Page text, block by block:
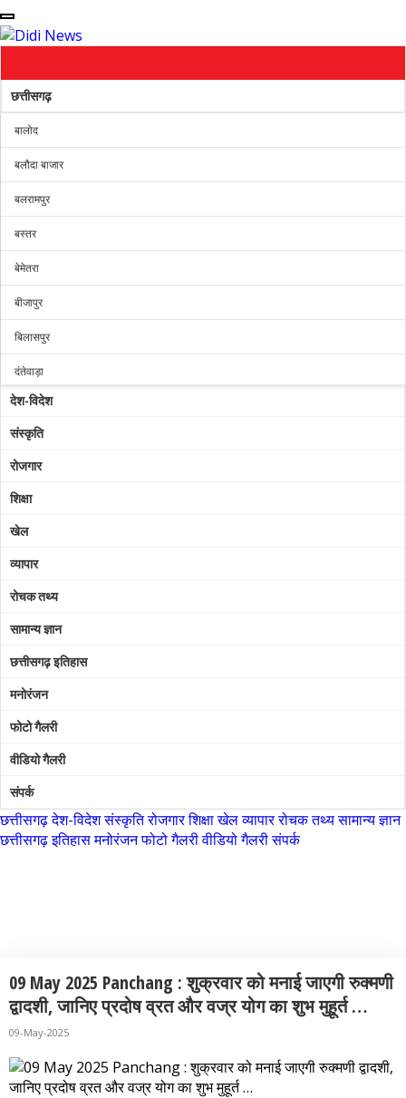
छत्तीसगढ़
बालोद
बलौदा बाजार
बलरामपुर
बस्तर
बेमेतरा
बीजापुर
बिलासपुर
दंतेवाड़ा
धमतरी
दुर्ग
गरियाबंद
महासमुंद
मुंगेली
नारायणपुर
सूरजपुर
सरगुजा
गौरेला पेंड्रा मरवाही
खैरागढ़-छुईखदान-गंडई
देश-विदेश
संस्कृति
रोजगार
शिक्षा
खेल
व्यापार
रोचक तथ्य
सामान्य ज्ञान
छत्तीसगढ़ इतिहास
मनोरंजन
फोटो गैलरी
वीडियो गैलरी
संपर्क
छत्तीसगढ़देश-विदेशसंस्कृतिरोजगारशिक्षाखेलव्यापाररोचक तथ्यसामान्य ज्ञान
छत्तीसगढ़ इतिहासमनोरंजनफोटो गैलरीवीडियो गैलरीसंपर्क
09 May 2025 Panchang : शुक्रवार को मनाई जाएगी रुक्मणी
द्वादशी, जानिए प्रदोष व्रत और वज्र योग का शुभ मुहूर्त …
09-May-2025